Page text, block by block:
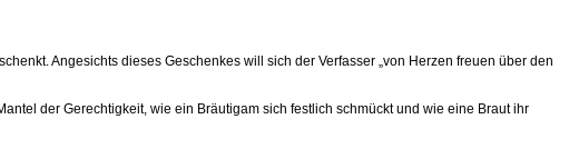
Angesichts dieses Geschenkes will sich der Verfasser „von Herzen freuen über den
der Gerechtigkeit, wie ein Bräutigam sich festlich schmückt und wie eine Braut ihr